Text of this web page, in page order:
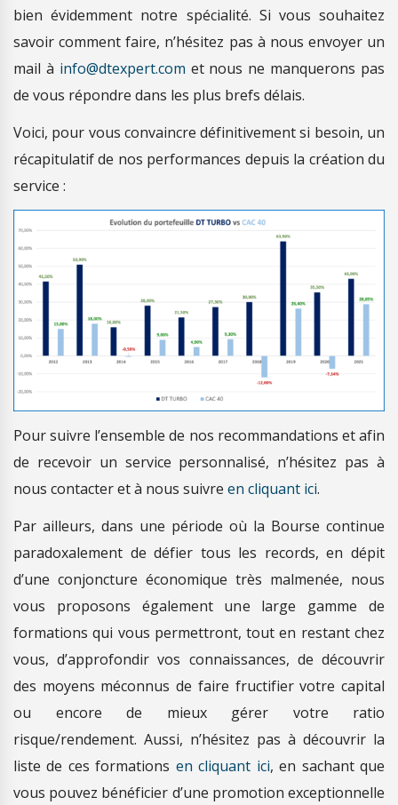
bien évidemment notre spécialité. Si vous souhaitez
savoir comment faire, n’hésitez pas à nous envoyer un
mail à info@dtexpert.com et nous ne manquerons pas
de vous répondre dans les plus brefs délais.
Voici, pour vous convaincre définitivement si besoin, un
récapitulatif de nos performances depuis la création du
service :
Pour suivre l’ensemble de nos recommandations et afin
de recevoir un service personnalisé, n’hésitez pas à
nous contacter et à nous suivre en cliquant ici.
Par ailleurs, dans une période où la Bourse continue
paradoxalement de défier tous les records, en dépit
d’une conjoncture économique très malmenée, nous
vous proposons également une large gamme de
formations qui vous permettront, tout en restant chez
vous, d’approfondir vos connaissances, de découvrir
des moyens méconnus de faire fructifier votre capital
ou encore de mieux gérer votre ratio
risque/rendement. Aussi, n’hésitez pas à découvrir la
liste de ces formations en cliquant ici, en sachant que
vous pouvez bénéficier d’une promotion exceptionnelle